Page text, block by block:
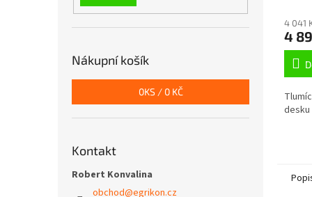
Nákupní košík
0KS / 0 KČ
Kontakt
Robert Konvalina
obchod@egrikon.cz
4 041
4
desku